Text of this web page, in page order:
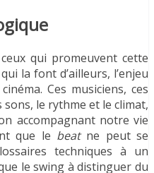
qui promeuvent cette
la font d’ailleurs, l’enjeu
Ces musiciens, ces
le rythme et le climat,
accompagnant notre vie
que le beatne peut se
techniques à un
le swing à distinguer du